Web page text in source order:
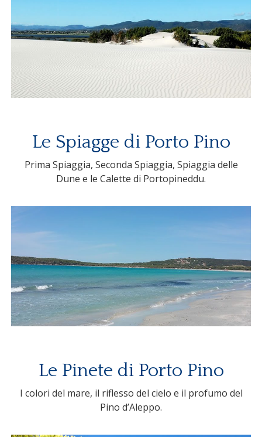
Le Spiagge di Porto Pino
Prima Spiaggia, Seconda Spiaggia, Spiaggia delle
Dune e le Calette di Portopineddu.
Le Pinete di Porto Pino
I colori del mare, il riflesso del cielo e il profumo del
Pino d’Aleppo.